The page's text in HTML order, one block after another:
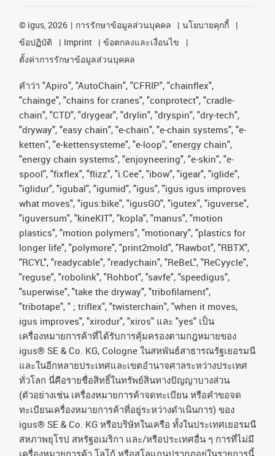
© igus, 2026 การรักษาข้อมูลส่วนบุคคล
นโยบายคุกกี้
ข้อปฏิบัติ
Imprint
ข้อตกลงและเงื่อนไข
ตั้งค่าการรักษาข้อมูลส่วนบุคคล
คําว่า "Apiro", "AutoChain", "CFRIP", "chainflex",
"chainge", "chains for cranes", "conprotect", "cradle-
chain", "CTD", "drygear", "drylin", "dryspin", "dry-tech",
"dryway", "easy chain", "e-chain", "e-chain systems", "e-
ketten", "e-kettensysteme", "e-loop", "energy chain",
"energy chain systems", "enjoyneering", "e-skin", "e-
spool", "fixflex", "flizz", "i.Cee", "ibow", "igear", "iglide",
"iglidur", "igubal", "igumid", "igus", "igus igus improves
what moves", "igus:bike", "igusGO", "igutex", "iguverse",
"iguversum", "kineKIT", "kopla", "manus", "motion
plastics", "motion polymers", "motionary", "plastics for
longer life", "polymore", "print2mold", "Rawbot", "RBTX",
"RCYL", "readycable", "readychain", "ReBeL", "ReCyycle",
"reguse", "robolink", "Rohbot", "savfe", "speedigus",
"superwise", "take the dryway", "tribofilament",
"tribotape", " ; triflex", "twisterchain", "when it moves,
igus improves", "xirodur", "xiros" และ "yes" เป็น
เครื่องหมายการค้าที่ได้รับการคุ้มครองตามกฎหมายของ
igus® SE & Co. KG, Cologne ในสหพันธ์สาธารณรัฐเยอรมนี
และในอีกหลายประเทศและเขตอํานาจศาลระหว่างประเทศ
ทั่วโลก นี่คือรายชื่อสิทธิ์ในทรัพย์สินทางปัญญาบางส่วน
(ตัวอย่างเช่น เครื่องหมายการค้าจดทะเบียน หรือคำขอจด
ทะเบียนเครื่องหมายการค้าที่อยู่ระหว่างดำเนินการ) ของ
igus® SE & Co. KG หรือบริษัทในเครือ ทั้งในประเทศเยอรมนี
สหภาพยุโรป สหรัฐอเมริกา และ/หรือประเทศอื่น ๆ การที่ไม่มี